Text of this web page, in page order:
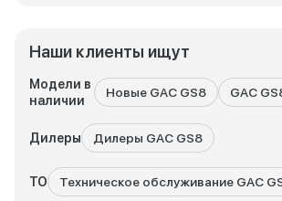
Наши клиенты ищут
Модели в
наличии
Новые GAC GS8 GAC
Дилеры Дилеры GAC GS8
ТО Техническое обслуживание GAC